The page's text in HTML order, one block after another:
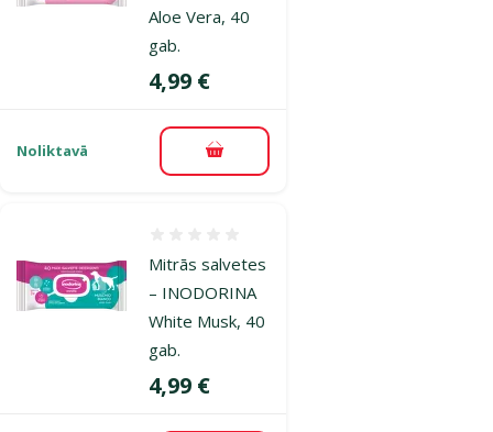
Aloe Vera, 40
gab.
Cena
4,99 €
Noliktavā Pievienot grozam
Mitrās salvetes
– INODORINA
White Musk, 40
gab.
Cena
4,99 €